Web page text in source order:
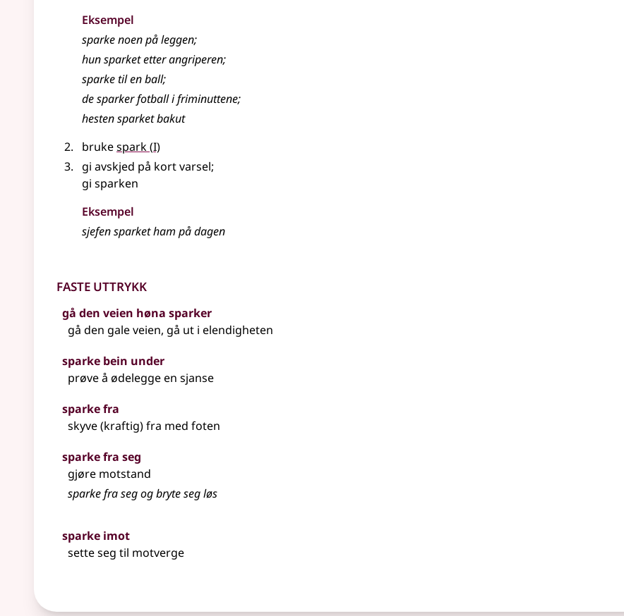
Eksempel
sparkenoen på leggen;
hun sparket etter angriperen;
sparketil en ball;
de sparker fotball i friminuttene;
hestensparketbakut
brukespark(1
I)
gi avskjed på kort varsel;
gi sparken
Eksempel
sjefen sparket ham på dagen
Faste uttrykk
gå den veien høna sparker
gå den gale veien, gå ut i elendigheten
sparke bein under
prøve å ødelegge en sjanse
sparke fra
skyve (kraftig) fra med foten
sparke fra seg
gjøre motstand
sparke fra seg og bryte seg løs
sparke imot
sette seg til motverge